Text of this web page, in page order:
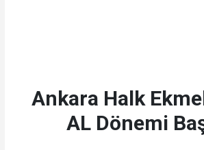
Ankara Halk
AL Dönemi